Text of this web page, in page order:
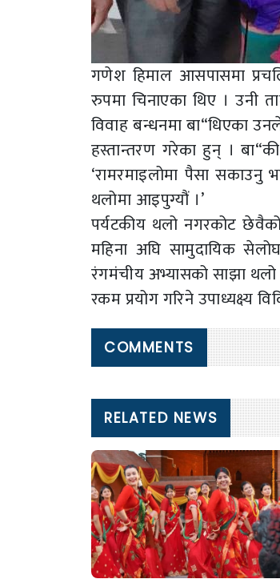
गणेश हिमाल आसपासमा
रुपमा चिनाएका थिए । उनी
विवाह बन्धनमा बा“धिएका
हस्तान्तरण गरेका हुन् ।
‘रामरमाइलोमा पैसा सकाउनु
थलोमा आइपुग्यौं ।’
पर्यटकीय थलो नगरकोट
महिना अघि सामुदायिक
रंगमंचीय अभ्यासको साझा
रकम प्रयोग गरिने उपाध्यक्ष्य
COMMENTS
RELATED NEWS